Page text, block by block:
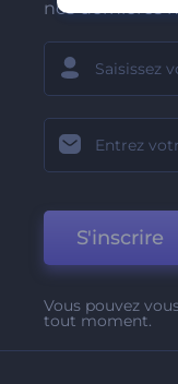
nos dernières
S'inscrire
Vous pouvez
tout moment.